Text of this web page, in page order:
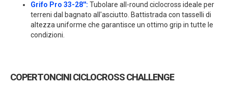
Grifo Pro 33-28'': Tubolare all-round ciclocross ideale per
terreni dal bagnato all'asciutto. Battistrada con tasselli di
altezza uniforme che garantisce un ottimo grip in tutte le
condizioni.
COPERTONCINI CICLOCROSS CHALLENGE